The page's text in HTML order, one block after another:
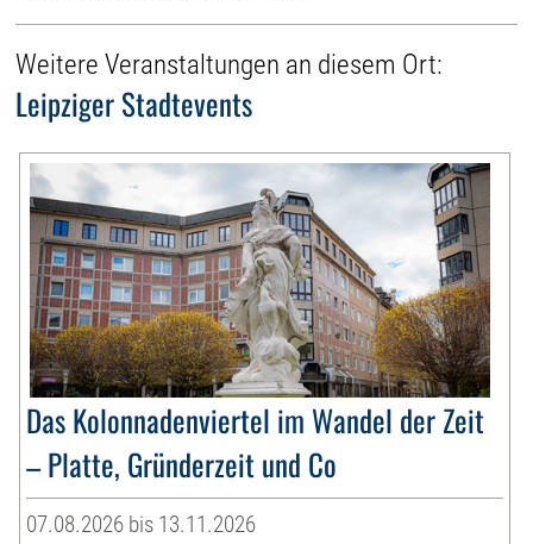
Weitere Veranstaltungen an diesem Ort:
Leipziger Stadtevents
Das Kolonnadenviertel im Wandel der Zeit
– Platte, Gründerzeit und Co
07.08.2026 bis 13.11.2026